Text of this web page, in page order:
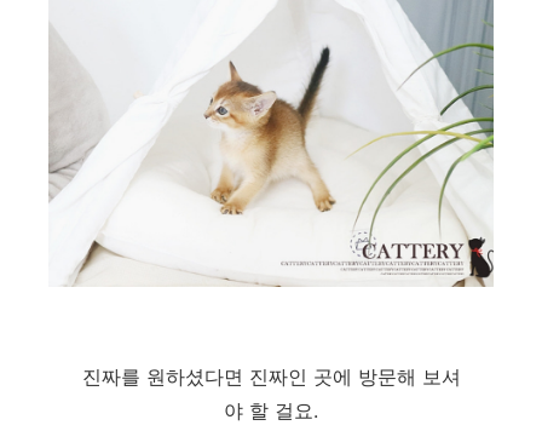
진짜를 원하셨다면 진짜인 곳에 방문해 보셔
야 할 걸요.